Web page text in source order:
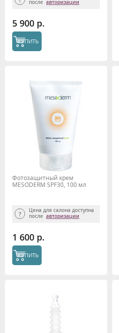
после авторизации
5 900 р.
КУПИТЬ
Фотозащитный крем
MESODERM SPF30, 100 мл
Цена для салона доступна
после авторизации
1 600 р.
КУПИТЬ